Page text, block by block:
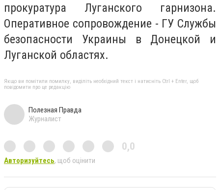
прокуратура Луганского гарнизона.
Оперативное сопровождение - ГУ Службы
безопасности Украины в Донецкой и
Луганской областях.
Якщо ви помітили помилку, виділіть необхідний текст і натисніть Ctrl + Enter, щоб
повідомити про це редакцію
Полезная Правда
Журналист
0,0
Авторизуйтесь, щоб оцінити